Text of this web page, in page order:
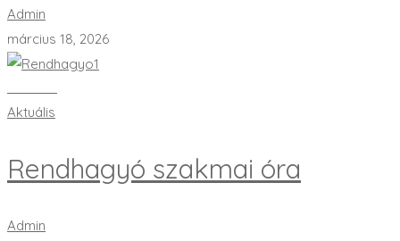
Admin
március 18, 2026
Aktuális
Rendhagyó szakmai óra
Admin